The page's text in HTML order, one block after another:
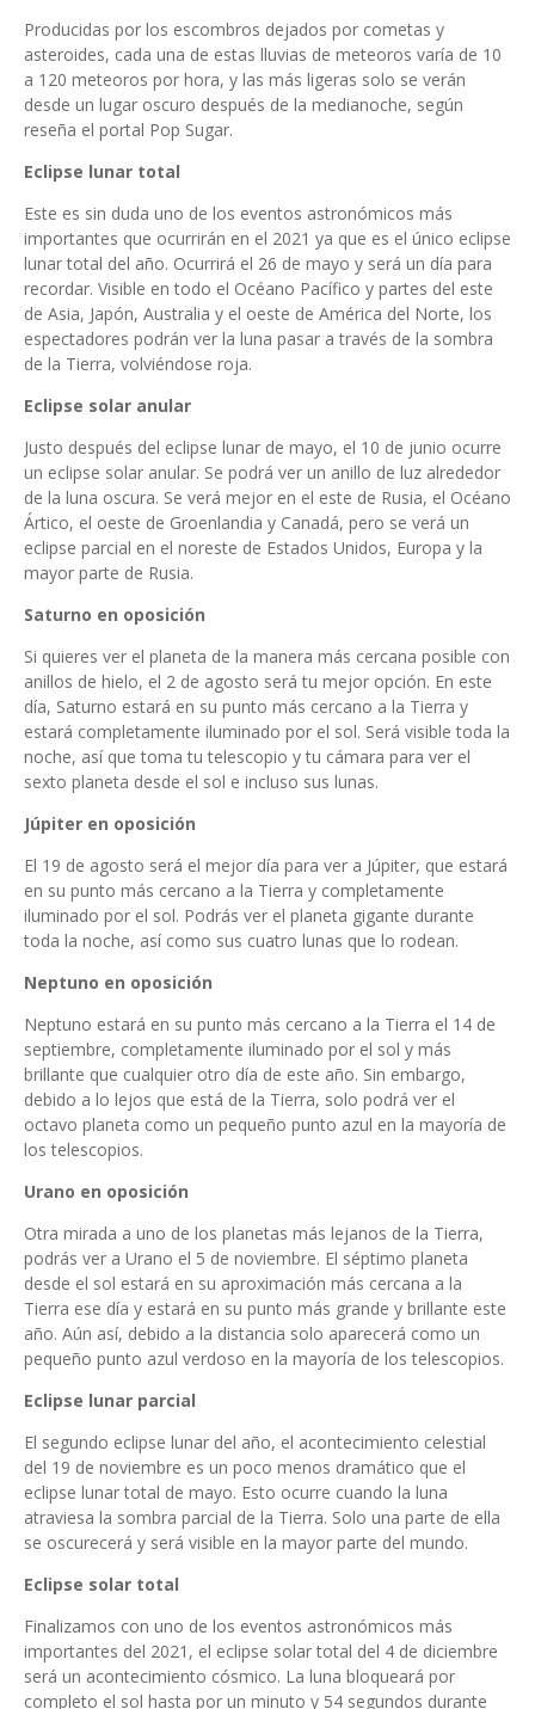
Producidas por los escombros dejados por cometas y
asteroides, cada una de estas lluvias de meteoros varía de 10
a 120 meteoros por hora, y las más ligeras solo se verán
desde un lugar oscuro después de la medianoche, según
reseña el portal Pop Sugar.
Eclipse lunar total
Este es sin duda uno de los eventos astronómicos más
importantes que ocurrirán en el 2021 ya que es el único eclipse
lunar total del año. Ocurrirá el 26 de mayo y será un día para
recordar. Visible en todo el Océano Pacífico y partes del este
de Asia, Japón, Australia y el oeste de América del Norte, los
espectadores podrán ver la luna pasar a través de la sombra
de la Tierra, volviéndose roja.
Eclipse solar anular
Justo después del eclipse lunar de mayo, el 10 de junio ocurre
un eclipse solar anular. Se podrá ver un anillo de luz alrededor
de la luna oscura. Se verá mejor en el este de Rusia, el Océano
Ártico, el oeste de Groenlandia y Canadá, pero se verá un
eclipse parcial en el noreste de Estados Unidos, Europa y la
mayor parte de Rusia.
Saturno en oposición
Si quieres ver el planeta de la manera más cercana posible con
anillos de hielo, el 2 de agosto será tu mejor opción. En este
día, Saturno estará en su punto más cercano a la Tierra y
estará completamente iluminado por el sol. Será visible toda la
noche, así que toma tu telescopio y tu cámara para ver el
sexto planeta desde el sol e incluso sus lunas.
Júpiter en oposición
El 19 de agosto será el mejor día para ver a Júpiter, que estará
en su punto más cercano a la Tierra y completamente
iluminado por el sol. Podrás ver el planeta gigante durante
toda la noche, así como sus cuatro lunas que lo rodean.
Neptuno en oposición
Neptuno estará en su punto más cercano a la Tierra el 14 de
septiembre, completamente iluminado por el sol y más
brillante que cualquier otro día de este año. Sin embargo,
debido a lo lejos que está de la Tierra, solo podrá ver el
octavo planeta como un pequeño punto azul en la mayoría de
los telescopios.
Urano en oposición
Otra mirada a uno de los planetas más lejanos de la Tierra,
podrás ver a Urano el 5 de noviembre. El séptimo planeta
desde el sol estará en su aproximación más cercana a la
Tierra ese día y estará en su punto más grande y brillante este
año. Aún así, debido a la distancia solo aparecerá como un
pequeño punto azul verdoso en la mayoría de los telescopios.
Eclipse lunar parcial
El segundo eclipse lunar del año, el acontecimiento celestial
del 19 de noviembre es un poco menos dramático que el
eclipse lunar total de mayo. Esto ocurre cuando la luna
atraviesa la sombra parcial de la Tierra. Solo una parte de ella
se oscurecerá y será visible en la mayor parte del mundo.
Eclipse solar total
Finalizamos con uno de los eventos astronómicos más
importantes del 2021, el eclipse solar total del 4 de diciembre
será un acontecimiento cósmico. La luna bloqueará por
completo el sol hasta por un minuto y 54 segundos durante